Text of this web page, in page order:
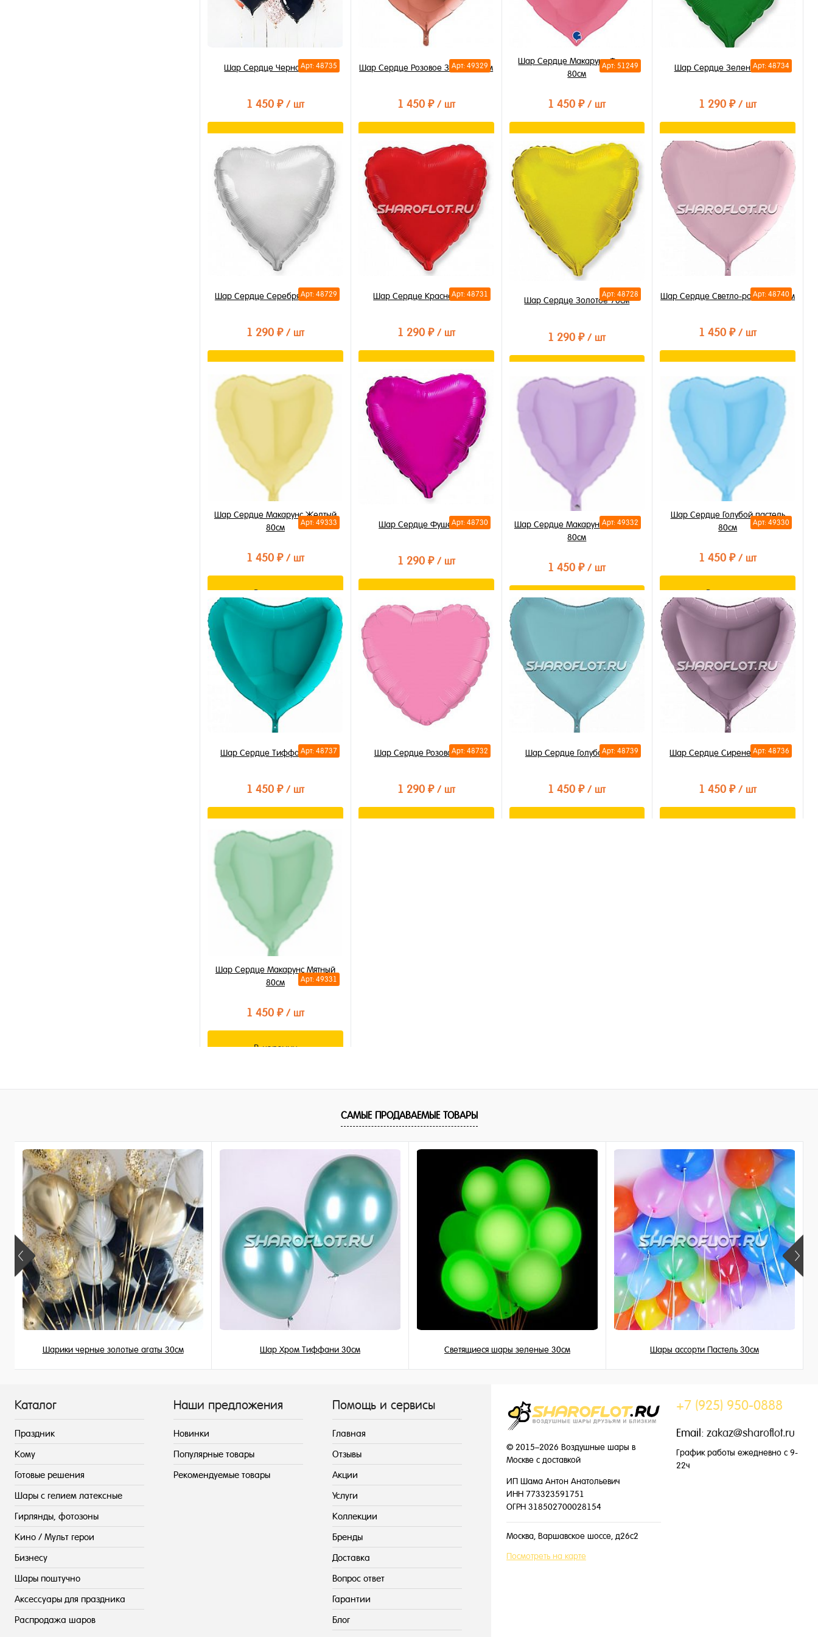
Арт: 48735
Шар Сердце Черное 80см
1 450 ₽ / шт
В избранное
В наличии
Арт: 49329
Шар Сердце Розовое Золото 80см
1 450 ₽ / шт
В избранное
В наличии
Арт: 51249
Шар Сердце Макарунс Фуксия
80см
1 450 ₽/ шт
В наличии
Арт: 48734
Шар Сердце Зеленое 70см
1 290 ₽/ шт
Арт: 48729
Шар Сердце Серебряное 70см
1 290 ₽ / шт
Купить в 1 клик
Арт: 48731
Шар Сердце Красное 70см
1 290 ₽ / шт
Купить в 1 клик
В избранное
В наличии
Арт: 48728
Шар Сердце Золотое 70см
1 290 ₽/ шт
Арт: 48740
Шар Сердце Светло-розовое 80см
1 450 ₽/ шт
Купить в 1 клик
В наличии
Арт: 49333
Шар Сердце Макарунс Желтый
80см
1 450 ₽ / шт
В корзину
В избранное
В наличии
Арт: 48730
Шар Сердце Фуше 70см
1 290 ₽ / шт
В наличии
Арт: 49332
Шар Сердце Макарунс Лиловый
80см
1 450 ₽/ шт
В корзину
В наличии
Арт: 49330
Шар Сердце Голубой пастель
80см
1 450 ₽/ шт
В корзину
Купить в 1 клик
В избранное
В наличии
Арт: 48737
Шар Сердце Тиффани 80см
1 450 ₽ / шт
Купить в 1 клик
Арт: 48732
Шар Сердце Розовое 70см
1 290 ₽ / шт
Арт: 48739
Шар Сердце Голубое 80см
1 450 ₽/ шт
Арт: 48736
Шар Сердце Сиреневое 80см
1 450 ₽/ шт
Арт: 49331
Шар Сердце Макарунс Мятный
80см
1 450 ₽ / шт
В корзину
САМЫЕ ПРОДАВАЕМЫЕ ТОВАРЫ
Шарики черные золотые агаты 30см Шар Хром Тиффани 30см Светящиеся шары зеленые 30см Шары ассорти Пастель 30см
Каталог
Праздник
Кому
Готовые решения
Шары с гелием латексные
Гирлянды, фотозоны
Кино / Мульт герои
Бизнесу
Шары поштучно
Аксессуары для праздника
Распродажа шаров
Наши предложения
Новинки
Популярные товары
Рекомендуемые товары
Помощь и сервисы
Главная
Отзывы
Акции
Услуги
Коллекции
Бренды
Доставка
Вопрос ответ
Гарантии
Блог
© 2015–2026 Воздушные шары в
Москве с доставкой
ИП Шама Антон Анатольевич
ИНН 773323591751
ОГРН 318502700028154
Москва, Варшавское шоссе, д26с2
Посмотреть на карте
+7 (925) 950-0888
Email: zakaz@sharoflot.ru
График работы ежедневно с 9-
22ч